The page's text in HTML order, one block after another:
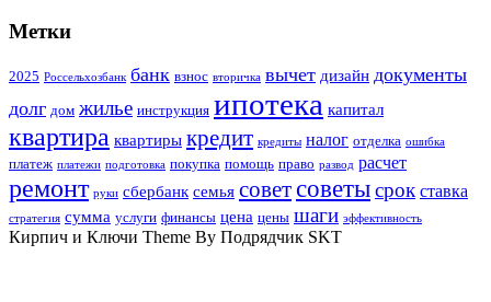
Метки
2025 Россельхозбанк банк взнос вторичка вычет дизайн документы
долг дом жилье инструкция ипотека капитал
квартира квартиры кредит кредиты налог отделка ошибка
платеж платежи подготовка покупка помощь право развод расчет
ремонт руки сбербанк семья советсоветысрок ставка
стратегия сумма услуги финансы цена цены шаги эффективность
Кирпич и Ключи Theme By Подрядчик SKT